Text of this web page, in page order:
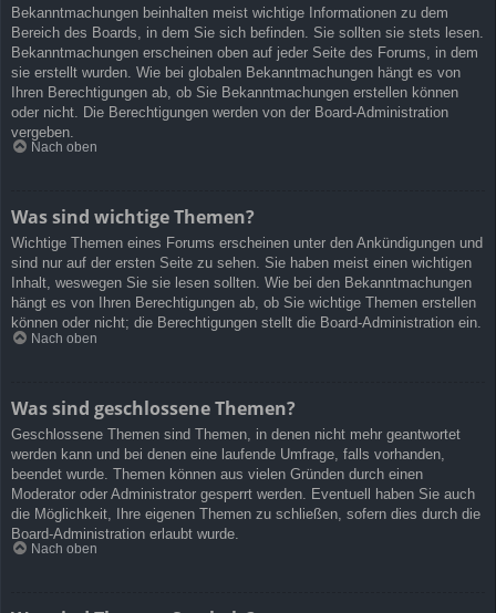
Bekanntmachungen beinhalten meist wichtige Informationen zu dem
Bereich des Boards, in dem Sie sich befinden. Sie sollten sie stets lesen.
Bekanntmachungen erscheinen oben auf jeder Seite des Forums, in dem
sie erstellt wurden. Wie bei globalen Bekanntmachungen hängt es von
Ihren Berechtigungen ab, ob Sie Bekanntmachungen erstellen können
oder nicht. Die Berechtigungen werden von der Board-Administration
vergeben.
Nach oben
Was sind wichtige Themen?
Wichtige Themen eines Forums erscheinen unter den Ankündigungen und
sind nur auf der ersten Seite zu sehen. Sie haben meist einen wichtigen
Inhalt, weswegen Sie sie lesen sollten. Wie bei den Bekanntmachungen
hängt es von Ihren Berechtigungen ab, ob Sie wichtige Themen erstellen
können oder nicht; die Berechtigungen stellt die Board-Administration ein.
Nach oben
Was sind geschlossene Themen?
Geschlossene Themen sind Themen, in denen nicht mehr geantwortet
werden kann und bei denen eine laufende Umfrage, falls vorhanden,
beendet wurde. Themen können aus vielen Gründen durch einen
Moderator oder Administrator gesperrt werden. Eventuell haben Sie auch
die Möglichkeit, Ihre eigenen Themen zu schließen, sofern dies durch die
Board-Administration erlaubt wurde.
Nach oben